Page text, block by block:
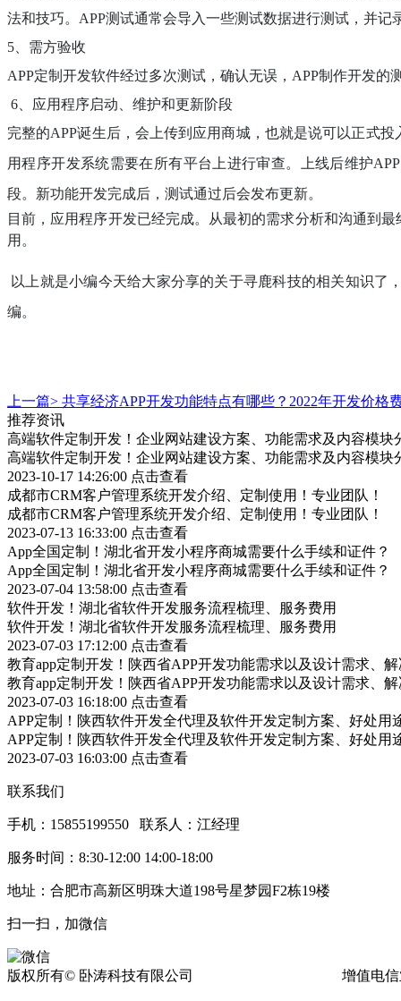
法和技巧。APP测试通常会导入一些测试数据进行测试，并
5、需方验收
APP定制开发软件经过多次测试，确认无误，APP制作开发
6、应用程序启动、维护和更新阶段
完整的APP诞生后，会上传到应用商城，也就是说可以正式
用程序开发系统需要在所有平台上进行审查。上线后维护
段。新功能开发完成后，测试通过后会发布更新。
目前，应用程序开发已经完成。从最初的需求分析和沟通到
用。
以上就是小编今天给大家分享的关于寻鹿科技的相关知识
编。
上一篇> 共享经济APP开发功能特点有哪些？2022年开发价格
推荐资讯
高端软件定制开发！企业网站建设方案、功能需求及内容模块
高端软件定制开发！企业网站建设方案、功能需求及内容模块
2023-10-17 14:26:00 点击查看
成都市CRM客户管理系统开发介绍、定制使用！专业团队！
成都市CRM客户管理系统开发介绍、定制使用！专业团队！
2023-07-13 16:33:00 点击查看
App全国定制！湖北省开发小程序商城需要什么手续和证件？
App全国定制！湖北省开发小程序商城需要什么手续和证件？
2023-07-04 13:58:00 点击查看
软件开发！湖北省软件开发服务流程梳理、服务费用
软件开发！湖北省软件开发服务流程梳理、服务费用
2023-07-03 17:12:00 点击查看
教育app定制开发！陕西省APP开发功能需求以及设计需求、
教育app定制开发！陕西省APP开发功能需求以及设计需求、
2023-07-03 16:18:00 点击查看
APP定制！陕西软件开发全代理及软件开发定制方案、好处用
APP定制！陕西软件开发全代理及软件开发定制方案、好处用
2023-07-03 16:03:00 点击查看
联系我们
手机：15855199550 联系人：江经理
服务时间：8:30-12:00 14:00-18:00
地址：合肥市高新区明珠大道198号星梦园F2栋19楼
扫一扫，加微信
版权所有© 卧涛科技有限公司 增值电